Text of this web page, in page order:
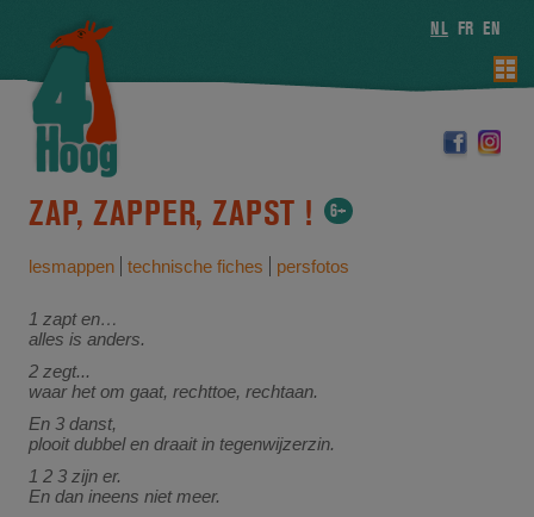
NL FR EN
ZAP, ZAPPER, ZAPST ! 6+
lesmappen technische fiches persfotos
1 zapt en…
alles is anders.
2 zegt...
waar het om gaat, rechttoe, rechtaan.
En 3 danst,
plooit dubbel en draait in tegenwijzerzin.
1 2 3 zijn er.
En dan ineens niet meer.